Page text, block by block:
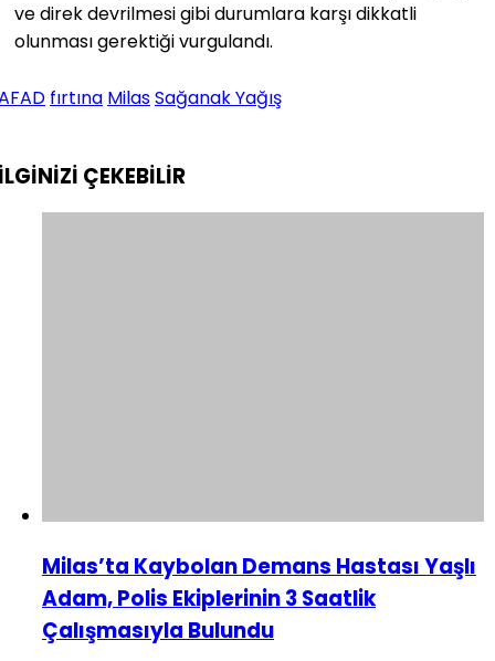
ve direk devrilmesi gibi durumlara karşı dikkatli
olunması gerektiği vurgulandı.
fırtına MilasSağanak Yağış
ÇEKEBİLİR
Milas’ta Kaybolan Demans Hastası Yaşlı
Adam, Polis Ekiplerinin 3 Saatlik
Çalışmasıyla Bulundu